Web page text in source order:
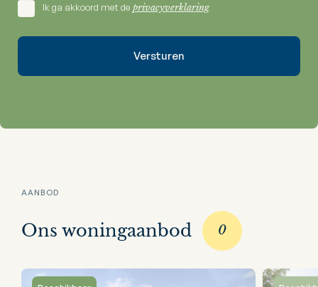
Ik ga akkoord met de privacyverklaring
AANBOD
Ons woningaanbod 0